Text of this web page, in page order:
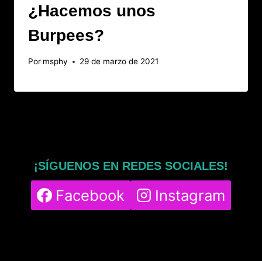
¿Hacemos unos
Burpees?
Por msphy 29 de marzo de 2021
¡SÍGUENOS EN REDES SOCIALES!
Facebook Instagram